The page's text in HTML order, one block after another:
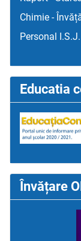
Chimie -
Personal I.S.J.
Educatia
Învățare